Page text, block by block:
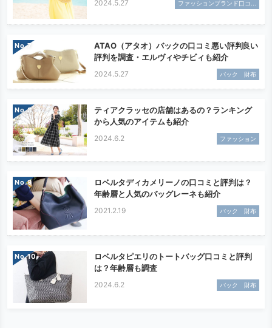
2024.5.27 ファッションブランド口コ...
No.
ATAO（アタオ）バックの口コミ悪い評判良い
評判を調査・エルヴィやチビィも紹介
2024.5.27 バック 財布
No.
ティアクラッセの店舗はあるの？ランキング
から人気のアイテムも紹介
2024.6.2 ファッション
No.
ロベルタディカメリーノの口コミと評判は？
年齢層と人気のバッグレーネも紹介
2021.2.19 バック 財布
No.
ロベルタピエリのトートバッグ口コミと評判
は？年齢層も調査
2024.6.2 バック 財布